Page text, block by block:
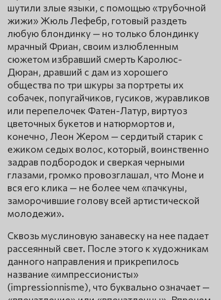
шутили злые языки, с помощью «трубочной
жижи» Жюль Лефебр, готовый раздеть
любую блондинку — но только блондинку
мрачный Фриан, своим излюбленным
сюжетом избравший смерть Каролюс-
Дюран, дравший с дам из хорошего
общества по три шкуры за портреты их
собачек, попугайчиков, гусиков, журавликов
или перепелочек Фатен-Латур, виртуоз
цветочных букетов и натюрмортов и,
конечно, Леон Жером — сердитый старик с
ежиком седых волос, который, воинственно
задрав подбородок и сверкая черными
глазами, громко провозглашал, что Моне и
вся его клика — не более чем «пачкуны,
заморочившие голову всей артистической
молодежи».
Сквозь муслиновую занавеску на нее падает
рассеянный свет. После этого к художникам
данного направления и прикрепилось
название «импрессионисты»
(impressionnisme), что буквально означает —